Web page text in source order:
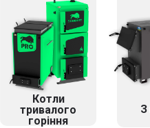
З
Котли
тривалого
горіння